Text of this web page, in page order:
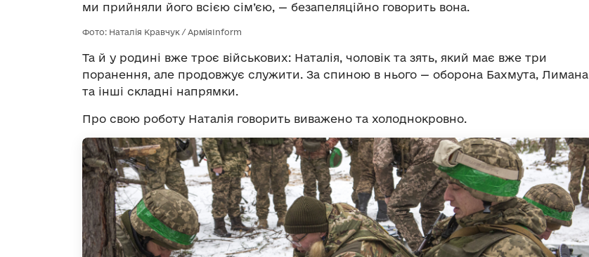
ми прийняли його всією сім’єю, — безапеляційно говорить вона.
Фото: Наталія Кравчук / АрміяInform
Та й у родині вже троє військових: Наталія, чоловік та зять, який має вже три
поранення, але продовжує служити. За спиною в нього — оборона Бахмута, Лимана
та інші складні напрямки.
Про свою роботу Наталія говорить виважено та холоднокровно.